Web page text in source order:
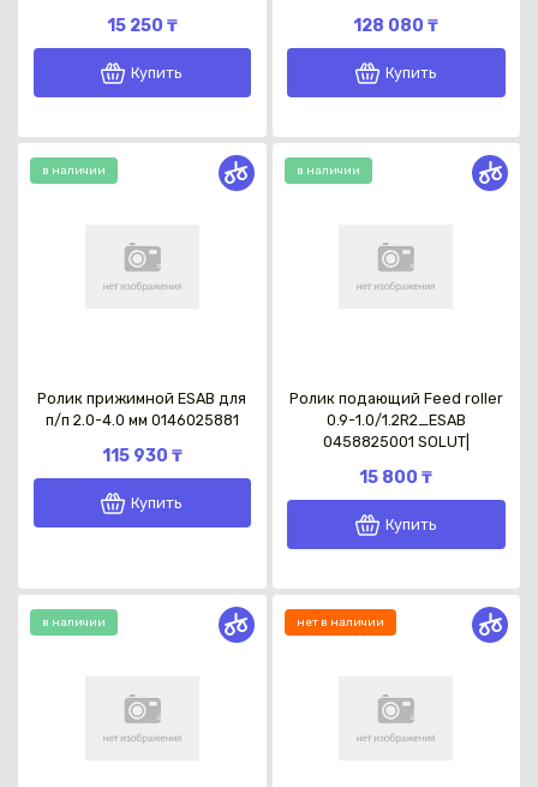
15 250 ₸
Купить
128 080 ₸
Купить
в наличии
Ролик прижимной ESAB для
п/п 2.0-4.0 мм 0146025881
115 930 ₸
Купить
в наличии
Ролик подающий Feed roller
0.9-1.0/1.2R2_ESAB
0458825001 SOLUT|
15 800 ₸
Купить
в наличии нет в наличии